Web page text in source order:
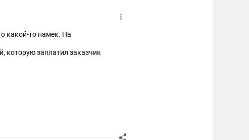
какой-то намек. На
которую заплатил заказчик